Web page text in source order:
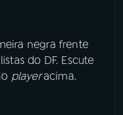
negra frente
do DF. Escute
playeracima.